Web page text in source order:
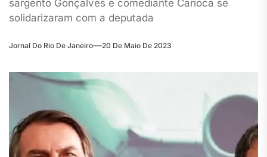
sargento Gonçalves e comediante Carioca se
solidarizaram com a deputada
Jornal Do Rio De Janeiro 20 De Maio De 2023